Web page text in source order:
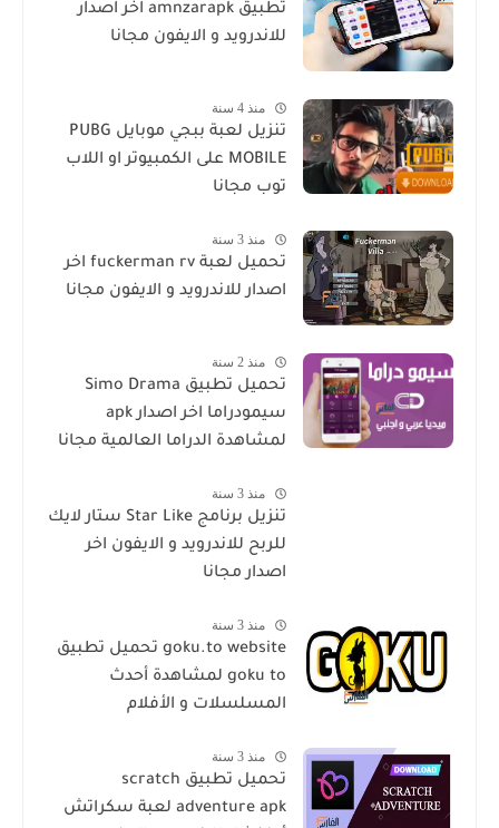
تطبيق amnzarapk اخر اصدار
للاندرويد و الايفون مجانا
منذ 4 سنة
تنزيل لعبة ببجي موبايل PUBG
MOBILE على الكمبيوتر او اللاب
توب مجانا
منذ 3 سنة
تحميل لعبة fuckerman rv اخر
اصدار للاندرويد و الايفون مجانا
منذ 2 سنة
تحميل تطبيق Simo Drama
سيمودراما اخر اصدار apk
لمشاهدة الدراما العالمية مجانا
منذ 3 سنة
تنزيل برنامج Star Like ستار لايك
للربح للاندرويد و الايفون اخر
اصدار مجانا
منذ 3 سنة
goku.to website تحميل تطبيق
goku to لمشاهدة أحدث
المسلسلات و الأفلام
منذ 3 سنة
تحميل تطبيق scratch
adventure apk لعبة سكراتش